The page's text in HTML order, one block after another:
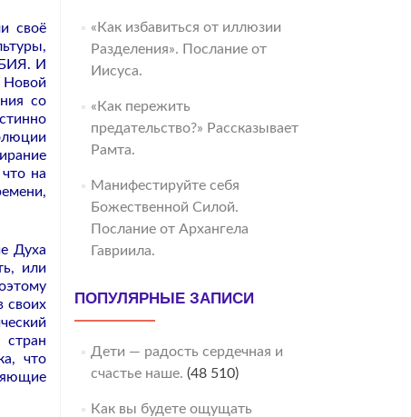
своё
И
со
на
Духа
или
своих
стран
что
«Как избавиться от иллюзии
Разделения». Послание от
Иисуса.
«Как пережить
предательство?» Рассказывает
Рамта.
Манифестируйте себя
Божественной Силой.
Послание от Архангела
Гавриила.
ПОПУЛЯРНЫЕ ЗАПИСИ
Дети — радость сердечная и
счастье наше. (48 510)
Как вы будете ощущать